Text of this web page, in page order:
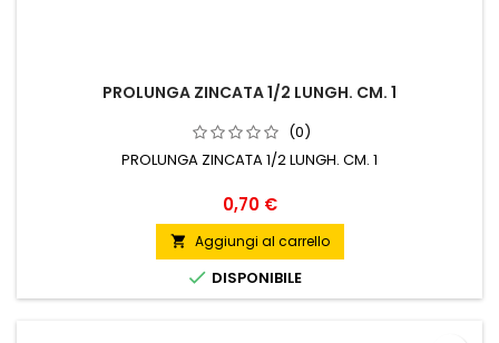
PROLUNGA ZINCATA 1/2 LUNGH. CM. 1
(0)
PROLUNGA ZINCATA 1/2 LUNGH. CM. 1
Prezzo
0,70 €
 Aggiungi al carrello
 DISPONIBILE